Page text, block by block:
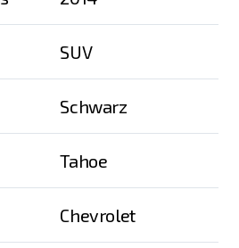
SUV
Schwarz
Tahoe
Chevrolet